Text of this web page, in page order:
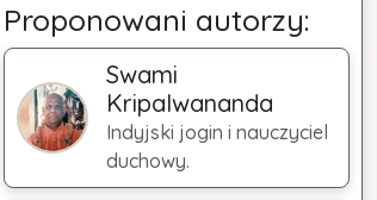
Proponowani autorzy:
Swami
Kripalwananda
Indyjski jogin i nauczyciel
duchowy.